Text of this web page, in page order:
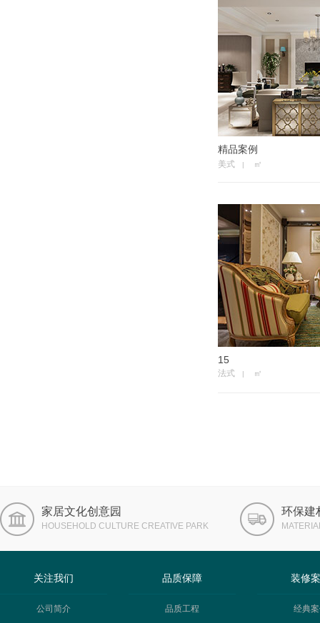
精品案例
美式 | ㎡
15
法式 | ㎡
家居文化创意园
HOUSEHOLD CULTURE CREATIVE PARK
环保建
关注我们
公司简介
品质保障
品质工程
装修
经典